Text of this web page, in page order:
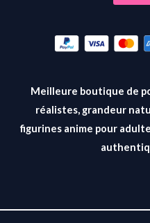
Meilleure boutique de
réalistes, grandeur
figurines anime pour